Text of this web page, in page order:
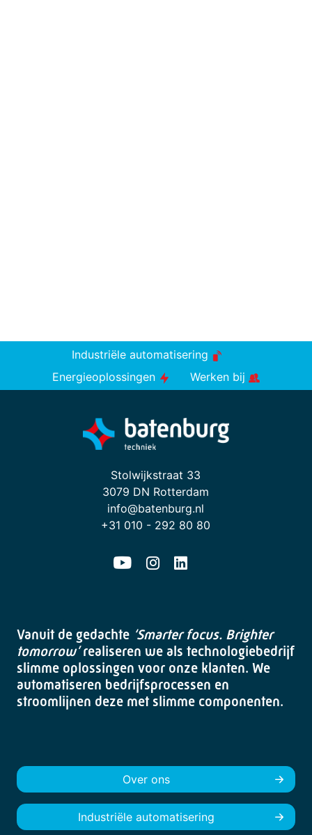
Industriële automatisering
Energieoplossingen
Werken bij
Stolwijkstraat 33
3079 DN Rotterdam
info@batenburg.nl
+31 010 - 292 80 80
Vanuit de gedachte ‘Smarter focus. Brighter
tomorrow’realiseren we als technologiebedrijf
slimme oplossingen voor onze klanten. We
automatiseren bedrijfsprocessen en
stroomlijnen deze met slimme componenten.
Over ons
Industriële automatisering